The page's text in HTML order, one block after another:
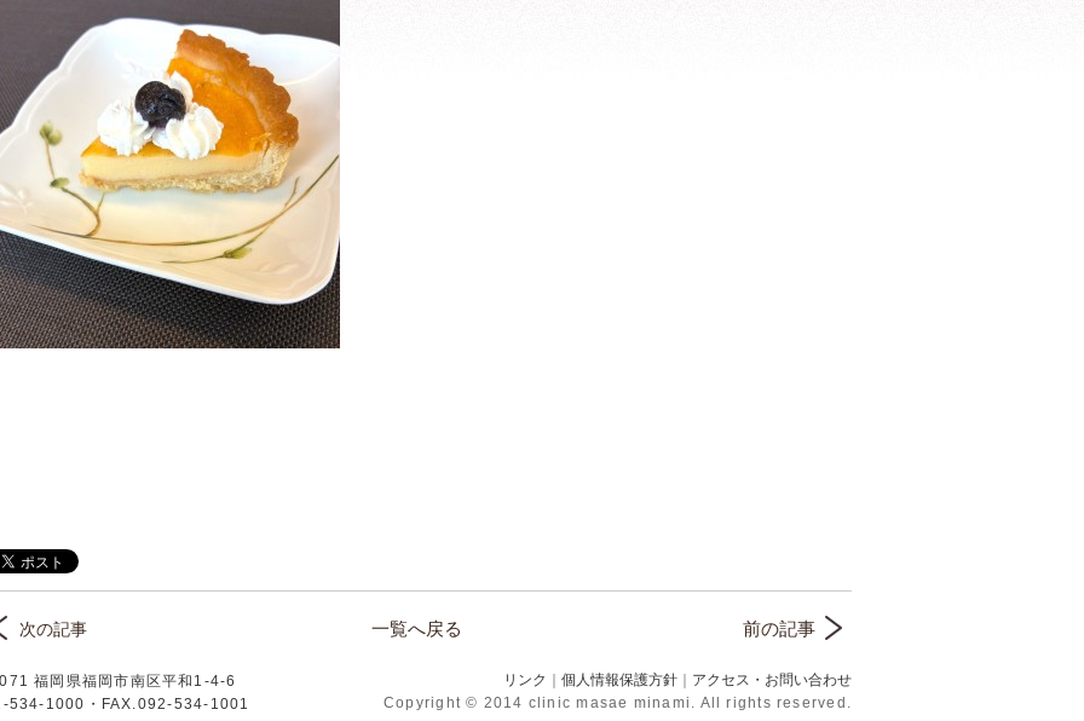
次の記事 一覧へ戻る 前の記事
ニック
福岡県福岡市南区平和1-4-6
534-1000 ・FAX.092-534-1001
リンク 個人情報保護方針
アクセス・お問い合わせ
Copyright © 2014 clinic masae minami. All rights reserved.